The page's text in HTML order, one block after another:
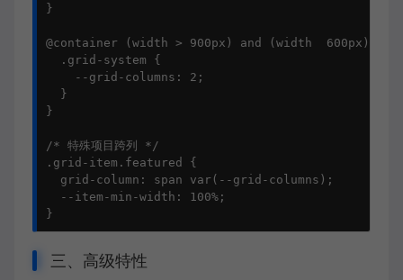
}
@container (width > 900px) and (width  600px)
  .grid-system {
    --grid-columns: 2;
  }
}
/* 特殊项目跨列 */
.grid-item.featured {
  grid-column: span var(--grid-columns);
  --item-min-width: 100%;
}
三、高级特性